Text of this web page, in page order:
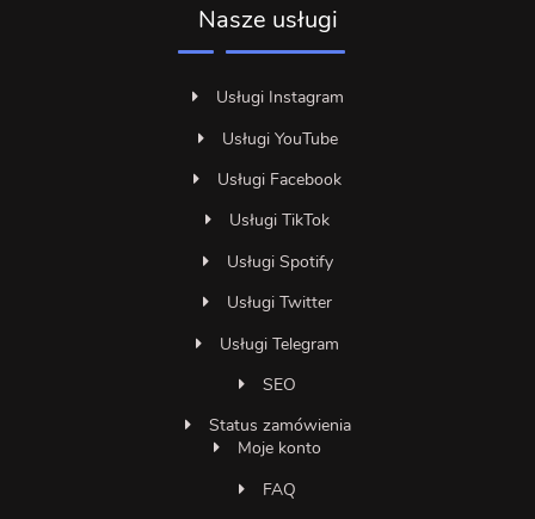
Nasze usługi
Usługi Instagram
Usługi YouTube
Usługi Facebook
Usługi TikTok
Usługi Spotify
Usługi Twitter
Usługi Telegram
SEO
Status zamówienia
Moje konto
FAQ